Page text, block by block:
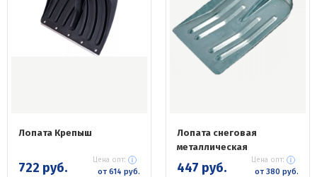
Лопата Крепыш
722 руб. Цена опт:
от 614 руб.
Лопата снеговая
металлическая
447 руб. Цена опт:
от 380 руб.